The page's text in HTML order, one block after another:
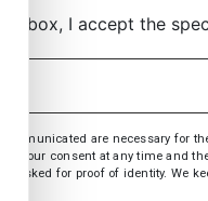
box, I accept the
communicated are necessary for
of your consent at any time and
be asked for proof of identity. We